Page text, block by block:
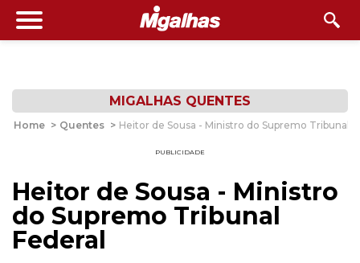
MIGALHAS QUENTES
Home > Quentes > Heitor de Sousa - Ministro do Supremo Tribunal
PUBLICIDADE
Heitor de Sousa - Ministro
do Supremo Tribunal
Federal